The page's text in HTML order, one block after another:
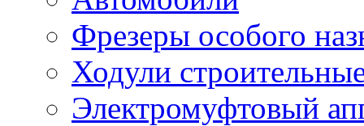
Фрезеры особого
Ходули
Электромуфтовый